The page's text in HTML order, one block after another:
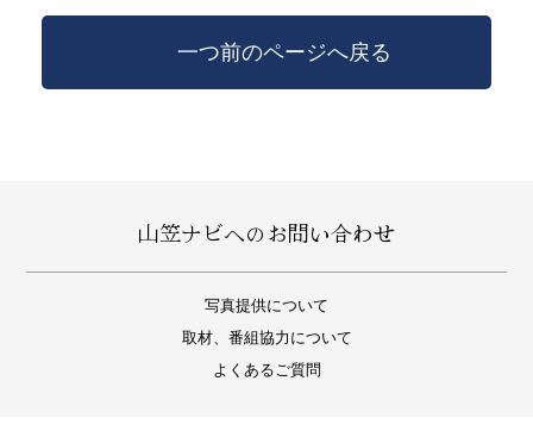
一つ前のページへ戻る
山笠ナビへのお問い合わせ
写真提供について
取材、番組協力について
よくあるご質問